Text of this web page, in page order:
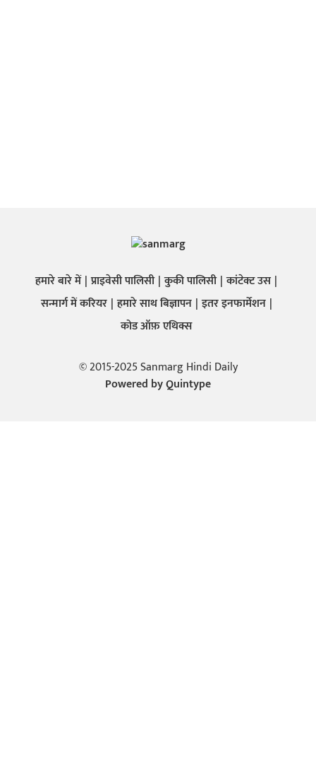
हमारे बारे में प्राइवेसी पालिसी कुकी पालिसी कांटेक्ट उस
सन्मार्ग में करियर हमारे साथ बिज्ञापन इतर इनफार्मेशन
कोड ऑफ़ एथिक्स
© 2015-2025 Sanmarg Hindi Daily
Powered byQuintype